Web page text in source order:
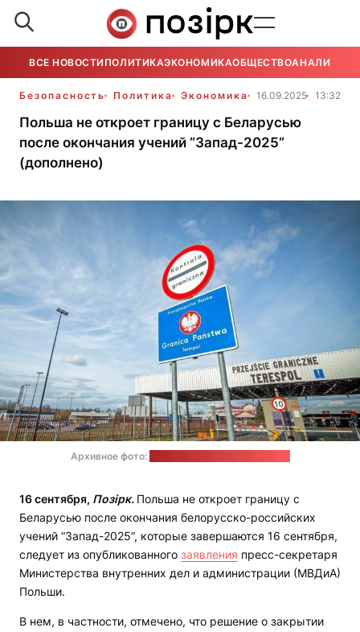
ВСЕ НОВОСТИ ПОЛИТИКАЭКОНОМИКАОБЩЕСТВОАНАЛИТИКА
Безопасность Политика Экономика 16.09.2025 13:32
Польша не откроет границу с Беларусью
после окончания учений “Запад-2025“
(дополнено)
Архивное фото:
16 сентября, Позірк. Польша не откроет границу с
Беларусью после окончания белорусско-российских
учений “Запад-2025“, которые завершаются 16 сентября,
следует из опубликованного заявления пресс-секретаря
Министерства внутренних дел и администрации (МВДиА)
Польши.
В нем, в частности, отмечено, что решение о закрытии